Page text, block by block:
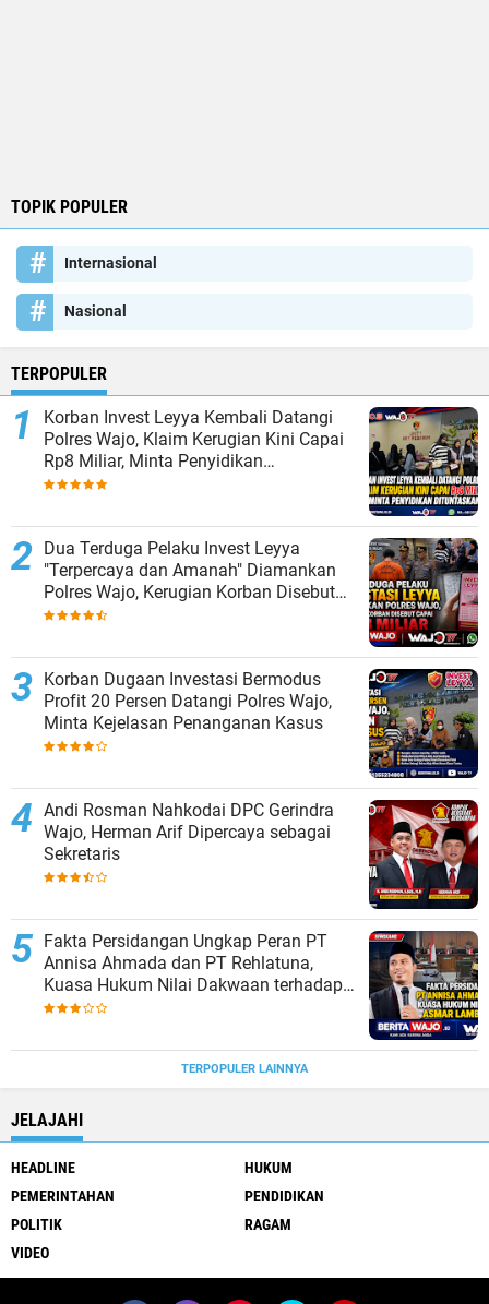
TOPIK POPULER
Internasional
Nasional
TERPOPULER
Korban Invest Leyya Kembali Datangi
Polres Wajo, Klaim Kerugian Kini Capai
Rp8 Miliar, Minta Penyidikan
Dituntaskan
Dua Terduga Pelaku Invest Leyya
"Terpercaya dan Amanah" Diamankan
Polres Wajo, Kerugian Korban Disebut
Capai Rp8 Miliar
Korban Dugaan Investasi Bermodus
Profit 20 Persen Datangi Polres Wajo,
Minta Kejelasan Penanganan Kasus
Andi Rosman Nahkodai DPC Gerindra
Wajo, Herman Arif Dipercaya sebagai
Sekretaris
Fakta Persidangan Ungkap Peran PT
Annisa Ahmada dan PT Rehlatuna,
Kuasa Hukum Nilai Dakwaan terhadap
Asmar Lambo Tidak Berdasar
TERPOPULER LAINNYA
JELAJAHI
HEADLINE
HUKUM
PEMERINTAHAN
PENDIDIKAN
POLITIK
RAGAM
VIDEO